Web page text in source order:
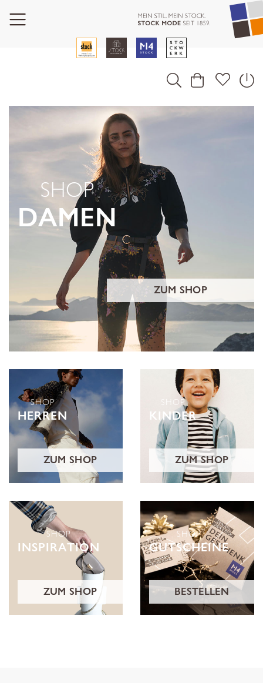
SHOP
DAMEN
ZUM SHOP
SHOP
HERREN
ZUM SHOP
SHOP
KINDER
ZUM SHOP
SHOP
INSPIRATION
ZUM SHOP
SHOP
GUTSCHEINE
BESTELLEN